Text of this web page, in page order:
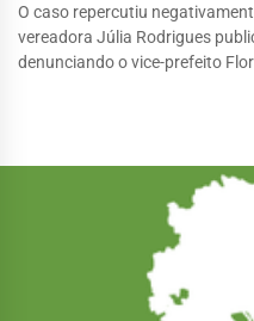
O caso repercutiu
vereadora Júlia Rodrigues
denunciando o vice-prefeito